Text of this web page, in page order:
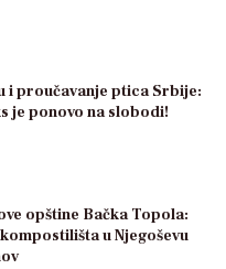
i proučavanje ptica Srbije:
je ponovo na slobodi!
opštine Bačka Topola:
u Njegoševu